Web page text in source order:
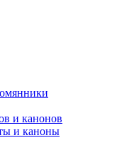
и канонов
и каноны